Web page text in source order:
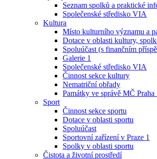
Seznam spolků a praktické
Společenské středisko VIA
Kultura
Místo kulturního významu a
Dotace v oblasti kultury,
Spoluúčast (s finančním
Galerie 1
Společenské středisko VIA
Činnost sekce kultury
Nematriční obřady
Památky ve správě MČ Praha
Sport
Činnost sekce sportu
Dotace v oblasti sportu
Spoluúčast
Sportovní zařízení v Praze 1
Spolky v oblasti sportu
Čistota a životní prostředí